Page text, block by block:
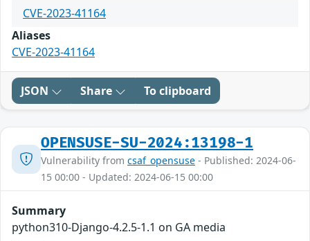
CVE-2023-41164
Aliases
CVE-2023-41164
JSON Share To clipboard
OPENSUSE-SU-2024:13198-1
Vulnerability from csaf_opensuse - Published: 2024-06-
15 00:00 - Updated: 2024-06-15 00:00
Summary
python310-Django-4.2.5-1.1 on GA media